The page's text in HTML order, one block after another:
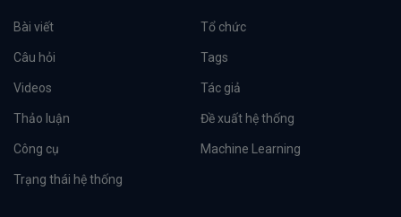
Bài viết Tổ chức
Câu hỏi Tags
Videos Tác giả
Thảo luận Đề xuất hệ thống
Công cụ Machine Learning
Trạng thái hệ thống